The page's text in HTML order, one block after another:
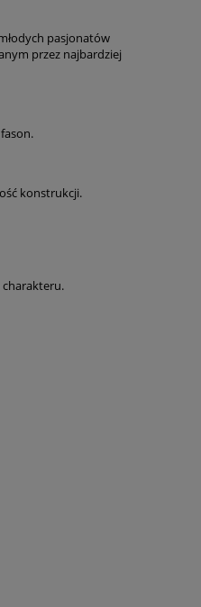
pasjonatów
przez najbardziej
konstrukcji.
charakteru.